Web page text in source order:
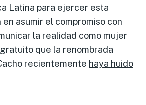
Latina para ejercer esta
asumir el compromiso con
la realidad como mujer
que la renombrada
recientemente haya huido